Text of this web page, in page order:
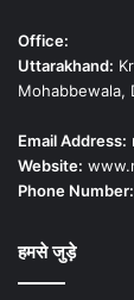
Office:
Uttarakhand:
Mohabbewala,
Email Address:
Website:
Phone Number:
हमसे जुड़े